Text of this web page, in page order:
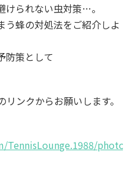
けられない虫対策…。
う蜂の対処法をご紹介しよ
防策として
ンクからお願いします。
photos/